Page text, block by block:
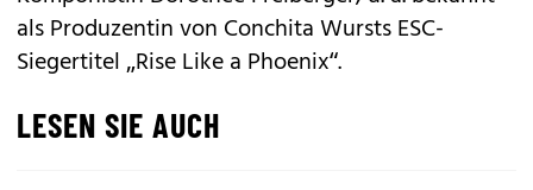
als Produzentin von Conchita Wursts ESC-
Siegertitel „Rise Like a Phoenix“.
LESEN SIE AUCH